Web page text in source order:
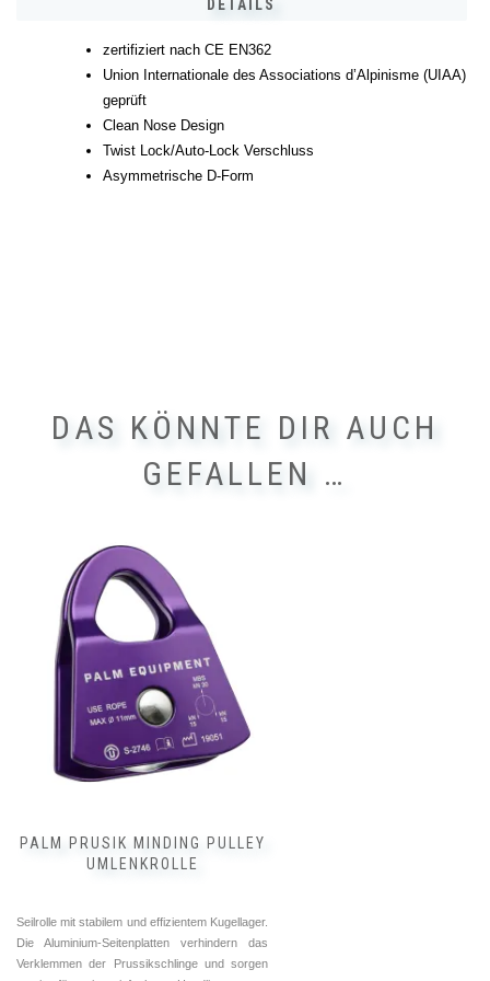
DETAILS
zertifiziert nach CE EN362
Union Internationale des Associations d’Alpinisme (UIAA)
geprüft
Clean Nose Design
Twist Lock/Auto-Lock Verschluss
Asymmetrische D-Form
DAS KÖNNTE DIR AUCH
GEFALLEN …
PALM PRUSIK MINDING PULLEY
UMLENKROLLE
Seilrolle mit stabilem und effizientem Kugellager.
Die Aluminium-Seitenplatten verhindern das
Verklemmen der Prussikschlinge und sorgen